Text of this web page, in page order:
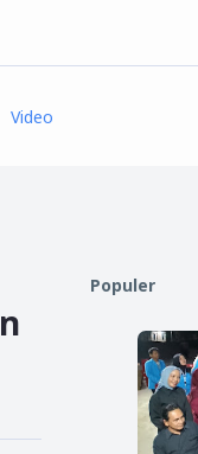
Video
Populer